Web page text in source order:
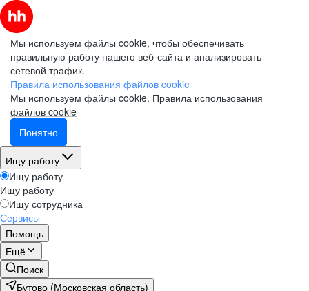
Мы используем файлы cookie, чтобы обеспечивать
правильную работу нашего веб-сайта и анализировать
сетевой трафик.
Правила использования файлов cookie
Мы используем файлы cookie. Правила использования
файлов cookie
Понятно
Ищу работу
Ищу работу
Ищу работу
Ищу сотрудника
Сервисы
Помощь
Ещё
Поиск
Бутово (Московская область)